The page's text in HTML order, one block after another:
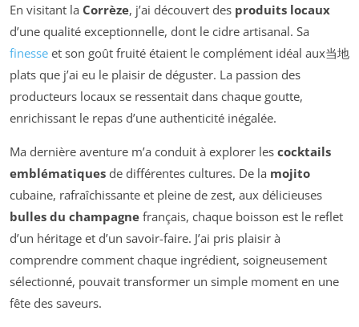
En visitant la Corrèze, j’ai découvert des produits locaux
d’une qualité exceptionnelle, dont le cidre artisanal. Sa
finesse et son goût fruité étaient le complément idéal aux当地
plats que j’ai eu le plaisir de déguster. La passion des
producteurs locaux se ressentait dans chaque goutte,
enrichissant le repas d’une authenticité inégalée.
Ma dernière aventure m’a conduit à explorer les cocktails
emblématiques de différentes cultures. De la mojito
cubaine, rafraîchissante et pleine de zest, aux délicieuses
bulles du champagne français, chaque boisson est le reflet
d’un héritage et d’un savoir-faire. J’ai pris plaisir à
comprendre comment chaque ingrédient, soigneusement
sélectionné, pouvait transformer un simple moment en une
fête des saveurs.